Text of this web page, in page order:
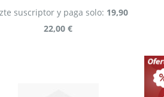
22,00 €
suscriptor y paga solo: 19,90